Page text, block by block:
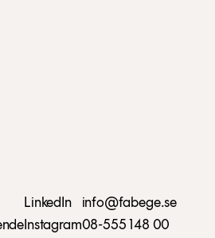
LinkedIn
Instagram
info@fabege.se
08-555 148 00